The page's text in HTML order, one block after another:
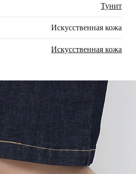
Тунит
Искусственная кожа
Искусственная кожа